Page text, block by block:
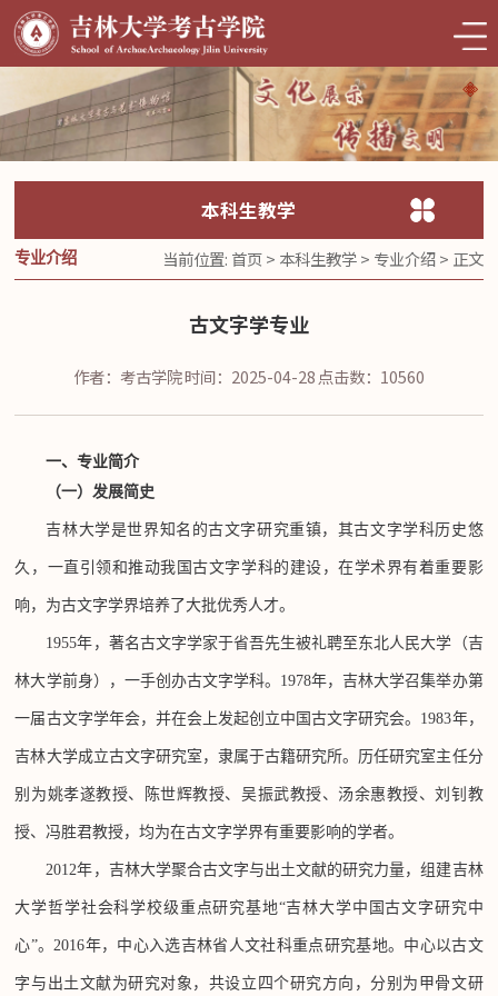
本科生教学
专业介绍 当前位置: 首页> 本科生教学> 专业介绍> 正文
古文字学专业
作者：考古学院时间：2025-04-28点击数： 10560
一、专业简介
（一）发展简史
吉林大学是世界知名的古文字研究重镇，其古文字学科历史悠
久，一直引领和推动我国古文字学科的建设，在学术界有着重要影
响，为古文字学界培养了大批优秀人才。
1955年，著名古文字学家于省吾先生被礼聘至东北人民大学（吉
林大学前身），一手创办古文字学科。1978年，吉林大学召集举办第
一届古文字学年会，并在会上发起创立中国古文字研究会。1983年，
吉林大学成立古文字研究室，隶属于古籍研究所。历任研究室主任分
别为姚孝遂教授、陈世辉教授、吴振武教授、汤余惠教授、刘钊教
授、冯胜君教授，均为在古文字学界有重要影响的学者。
2012年，吉林大学聚合古文字与出土文献的研究力量，组建吉林
大学哲学社会科学校级重点研究基地“吉林大学中国古文字研究中
心”。2016年，中心入选吉林省人文社科重点研究基地。中心以古文
字与出土文献为研究对象，共设立四个研究方向，分别为甲骨文研